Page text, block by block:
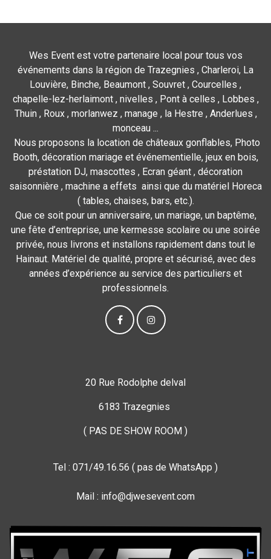
Wes Event est votre partenaire local pour tous vos
événements dans la région de Trazegnies , Charleroi, La
Louvière, Binche, Beaumont , Souvret , Courcelles ,
chapelle-lez-herlaimont , nivelles , Pont à celles , Lobbes ,
Thuin , Roux , morlanwez , manage , la Hestre , Anderlues ,
monceau ...
Nous proposons la location de châteaux gonflables, Photo
Booth, décoration mariage et événementielle, jeux en bois,
préstation DJ, mascottes , Ecran géant , décoration
saisonnière , machine a effets ainsi que du matériel Horeca
( tables, chaises, bars, etc.).
Que ce soit pour un anniversaire, un mariage, un baptême,
une fête d’entreprise, une kermesse scolaire ou une soirée
privée, nous livrons et installons rapidement dans tout le
Hainaut. Matériel de qualité, propre et sécurisé, avec des
années d’expérience au service des particuliers et
professionnels.
20 Rue Rodolphe delval
6183 Trazegnies
( PAS DE SHOW ROOM )
Tel : 071/49.16.56 ( pas de WhatsApp )
Mail : info@djwesevent.com